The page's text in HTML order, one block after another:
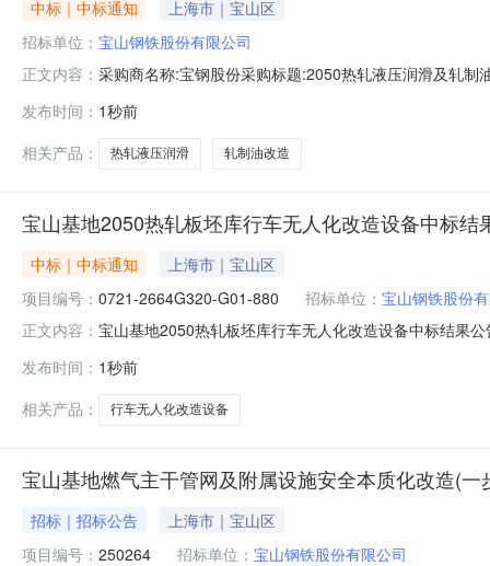
中标｜中标通知
上海市｜宝山区
招标单位： 宝山钢铁股份有限公司
正文内容： 采购商名称:宝钢股份采购标题:2050热轧液压润滑及轧
发布时间： 1秒前
相关产品：
热轧液压润滑 轧制油改造
宝山基地2050热轧板坯库行车无人化改造设备中标结
中标｜中标通知
上海市｜宝山区
项目编号： 0721-2664G320-G01-880 招标单位： 宝山钢铁股份
正文内容： 宝山基地2050热轧板坯库行车无人化改造设备中标结果
人：宝山钢铁股份有限公司地址：上海市宝山区富锦路
发布时间： 1秒前
相关产品：
行车无人化改造设备
宝山基地燃气主干管网及附属设施安全本质化改造(一
招标｜招标公告
上海市｜宝山区
项目编号： 250264 招标单位： 宝山钢铁股份有限公司